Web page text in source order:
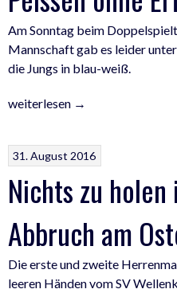
Am Sonntag beim
Mannschaft gab es leider
die Jungs in blau-weiß.
„Doppelspieltag
in
Peissen
ohne
weiterlesen →
31. August 2016
Nichts zu
Abbruch am
Die erste und zweite
leeren Händen vom SV